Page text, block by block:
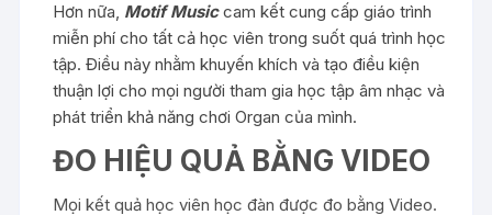
Hơn nữa, Motif Musiccam kết cung cấp giáo trình
miễn phí cho tất cả học viên trong suốt quá trình học
tập. Điều này nhằm khuyến khích và tạo điều kiện
thuận lợi cho mọi người tham gia học tập âm nhạc và
phát triển khả năng chơi Organ của mình.
ĐO HIỆU QUẢ BẰNG VIDEO
Mọi kết quả học viên học đàn được đo bằng Video.